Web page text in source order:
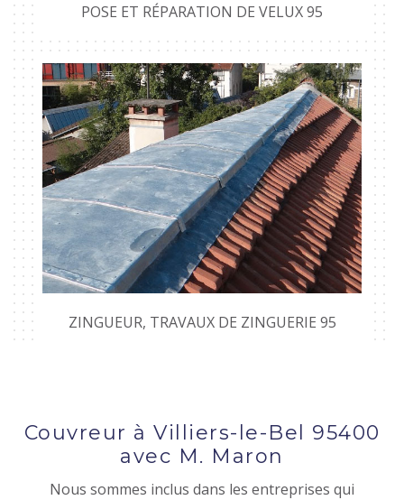
POSE ET RÉPARATION DE VELUX 95
ZINGUEUR, TRAVAUX DE ZINGUERIE 95
Couvreur à Villiers-le-Bel 95400
avec M. Maron
Nous sommes inclus dans les entreprises qui